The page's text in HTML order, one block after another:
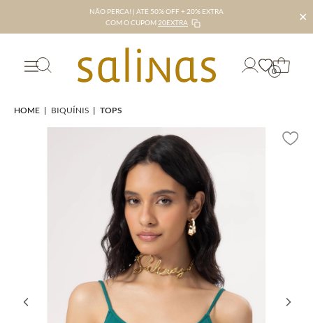
NÃO PERCA! | ATÉ 50% OFF + 20% EXTRA
COM O CUPOM 20EXTRA ✕
0
HOME | BIQUÍNIS | TOPS